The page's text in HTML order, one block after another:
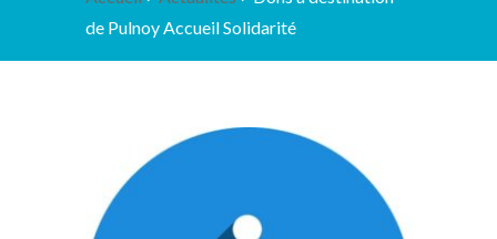
de Pulnoy Accueil Solidarité